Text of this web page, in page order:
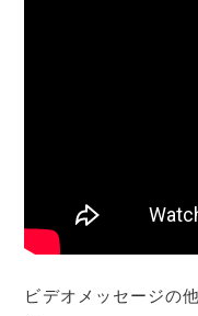
ビデオメッセージの